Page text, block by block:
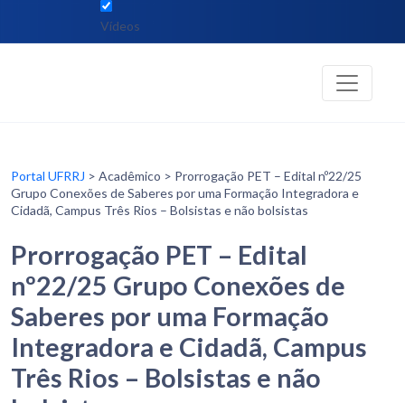
Vídeos
Portal UFRRJ > Acadêmico > Prorrogação PET – Edital nº22/25
Grupo Conexões de Saberes por uma Formação Integradora e
Cidadã, Campus Três Rios – Bolsistas e não bolsistas
Prorrogação PET – Edital
nº22/25 Grupo Conexões de
Saberes por uma Formação
Integradora e Cidadã, Campus
Três Rios – Bolsistas e não